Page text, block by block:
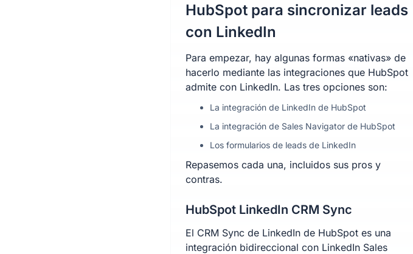
HubSpot para sincronizar leads
con LinkedIn
Para empezar, hay algunas formas «nativas» de
hacerlo mediante las integraciones que HubSpot
admite con LinkedIn. Las tres opciones son:
La integración de LinkedIn de HubSpot
La integración de Sales Navigator de HubSpot
Los formularios de leads de LinkedIn
Repasemos cada una, incluidos sus pros y
contras.
HubSpot LinkedIn CRM Sync
El CRM Sync de LinkedIn de HubSpot es una
integración bidireccional con LinkedIn Sales